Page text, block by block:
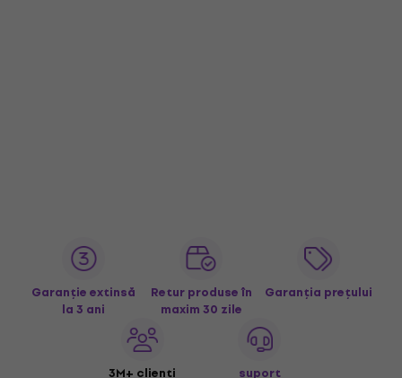
Garanție extinsă
la 3 ani
Retur produse în
maxim 30 zile
Garanția prețului
3M+ clienți
suport